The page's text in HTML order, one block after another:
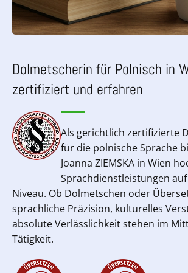
Dolmetscherin für Polnisch in
zertifiziert und erfahren
Als gerichtlich zertifizierte
für die polnische Sprache
Joanna ZIEMSKA in Wien
Sprachdienstleistungen
Niveau. Ob Dolmetschen oder
sprachliche Präzision, kulturelles
absolute Verlässlichkeit stehen im
Tätigkeit.